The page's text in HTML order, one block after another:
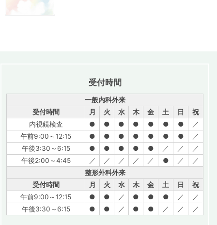
受付時間
一般内科外来
受付時間
月 火 水 木 金 土 日
祝
内視鏡検査
● ● ● ● ● ● ●
／
午前9:00～12:15
● ● ● ● ● ● ●
／
午後3:30～6:15
● ● ● ● ● ／ ／
／
午後2:00～4:45
／ ／ ／ ／ ／ ● ／
／
整形外科外来
受付時間
月 火 水 木 金 土 日
祝
午前9:00～12:15
● ● ／ ● ● ● ／
／
午後3:30～6:15
● ● ／ ● ● ／ ／ ／